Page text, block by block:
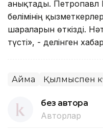
анықтады. Петропавл
бөлімінің
шараларын өткізді.
түсті», - делінген
Аймақ Қылмыспен
без автора
Авторлар